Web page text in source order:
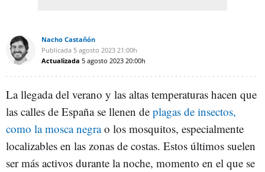
Nacho Castañón
Publicada 5 agosto 2023 21:00h
Actualizada 5 agosto 2023 20:00h
La llegada del verano y las altas temperaturas hacen que
las calles de España se llenen de plagas de insectos,
como la mosca negrao los mosquitos, especialmente
localizables en las zonas de costas. Estos últimos suelen
ser más activos durante la noche, momento en el que se